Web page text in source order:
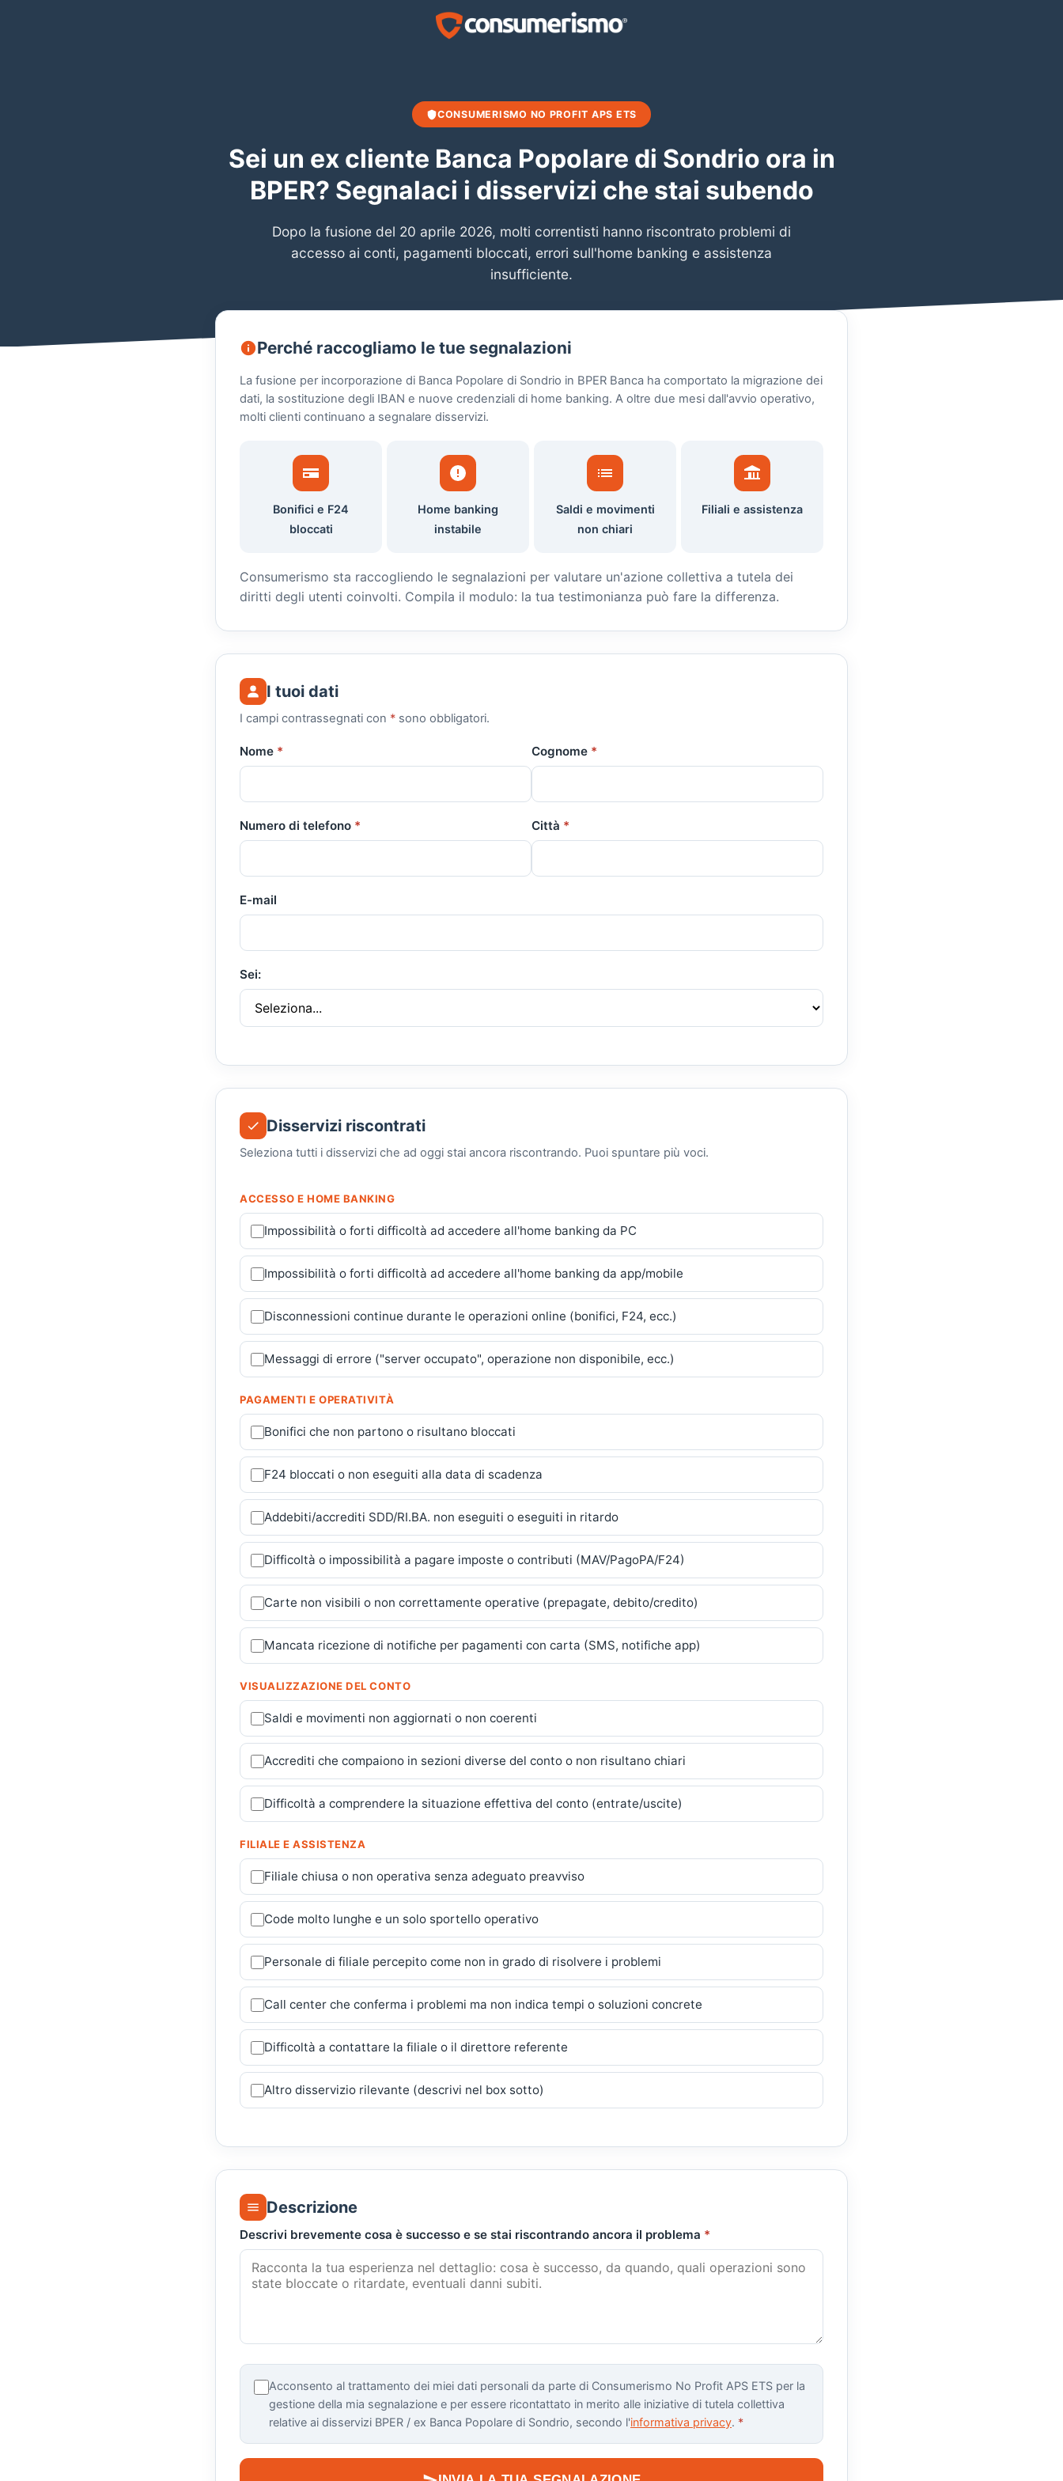
CONSUMERISMO NO PROFIT APS ETS
Sei un ex cliente Banca Popolare di Sondrio ora in
BPER? Segnalaci i disservizi che stai subendo
Dopo la fusione del 20 aprile 2026, molti correntisti hanno riscontrato problemi di
accesso ai conti, pagamenti bloccati, errori sull'home banking e assistenza
insufficiente.
Perché raccogliamo le tue segnalazioni
La fusione per incorporazione di Banca Popolare di Sondrio in BPER Banca ha comportato la migrazione dei
dati, la sostituzione degli IBAN e nuove credenziali di home banking. A oltre due mesi dall'avvio operativo,
molti clienti continuano a segnalare disservizi.
Bonifici e F24
bloccati
Home banking
instabile
Saldi e movimenti
non chiari
Filiali e assistenza
Consumerismo sta raccogliendo le segnalazioni per valutare un'azione collettiva a tutela dei
diritti degli utenti coinvolti. Compila il modulo: la tua testimonianza può fare la differenza.
I tuoi dati
I campi contrassegnati con * sono obbligatori.
Nome * Cognome *
Numero di telefono * Città *
E-mail
Sei:
Disservizi riscontrati
Seleziona tutti i disservizi che ad oggi stai ancora riscontrando. Puoi spuntare più voci.
ACCESSO E HOME BANKING
Impossibilità o forti difficoltà ad accedere all'home banking da PC
Impossibilità o forti difficoltà ad accedere all'home banking da app/mobile
Disconnessioni continue durante le operazioni online (bonifici, F24, ecc.)
Messaggi di errore ("server occupato", operazione non disponibile, ecc.)
PAGAMENTI E OPERATIVITÀ
Bonifici che non partono o risultano bloccati
F24 bloccati o non eseguiti alla data di scadenza
Addebiti/accrediti SDD/RI.BA. non eseguiti o eseguiti in ritardo
Difficoltà o impossibilità a pagare imposte o contributi (MAV/PagoPA/F24)
Carte non visibili o non correttamente operative (prepagate, debito/credito)
Mancata ricezione di notifiche per pagamenti con carta (SMS, notifiche app)
VISUALIZZAZIONE DEL CONTO
Saldi e movimenti non aggiornati o non coerenti
Accrediti che compaiono in sezioni diverse del conto o non risultano chiari
Difficoltà a comprendere la situazione effettiva del conto (entrate/uscite)
FILIALE E ASSISTENZA
Filiale chiusa o non operativa senza adeguato preavviso
Code molto lunghe e un solo sportello operativo
Personale di filiale percepito come non in grado di risolvere i problemi
Call center che conferma i problemi ma non indica tempi o soluzioni concrete
Difficoltà a contattare la filiale o il direttore referente
Altro disservizio rilevante (descrivi nel box sotto)
Descrizione
Descrivi brevemente cosa è successo e se stai riscontrando ancora il problema *
Acconsento al trattamento dei miei dati personali da parte di Consumerismo No Profit APS ETS per la
gestione della mia segnalazione e per essere ricontattato in merito alle iniziative di tutela collettiva
relative ai disservizi BPER / ex Banca Popolare di Sondrio, secondo l'informativa privacy. *